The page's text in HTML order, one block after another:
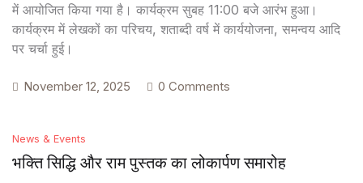
में आयोजित किया गया है। कार्यक्रम सुबह 11:00 बजे आरंभ हुआ।
कार्यक्रम में लेखकों का परिचय, शताब्दी वर्ष में कार्ययोजना, समन्वय आदि
पर चर्चा हुई।
November 12, 2025 0 Comments
News & Events
भक्ति सिद्धि और राम पुस्तक का लोकार्पण समारोह